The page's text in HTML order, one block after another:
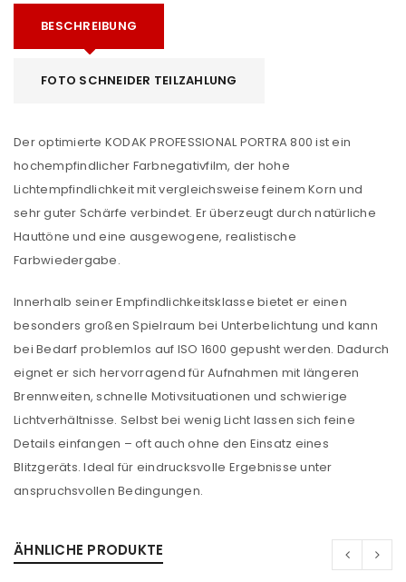
BESCHREIBUNG
FOTO SCHNEIDER TEILZAHLUNG
Der optimierte KODAK PROFESSIONAL PORTRA 800 ist ein
hochempfindlicher Farbnegativfilm, der hohe
Lichtempfindlichkeit mit vergleichsweise feinem Korn und
sehr guter Schärfe verbindet. Er überzeugt durch natürliche
Hauttöne und eine ausgewogene, realistische
Farbwiedergabe.
Innerhalb seiner Empfindlichkeitsklasse bietet er einen
besonders großen Spielraum bei Unterbelichtung und kann
bei Bedarf problemlos auf ISO 1600 gepusht werden. Dadurch
eignet er sich hervorragend für Aufnahmen mit längeren
Brennweiten, schnelle Motivsituationen und schwierige
Lichtverhältnisse. Selbst bei wenig Licht lassen sich feine
Details einfangen – oft auch ohne den Einsatz eines
Blitzgeräts. Ideal für eindrucksvolle Ergebnisse unter
anspruchsvollen Bedingungen.
ÄHNLICHE PRODUKTE